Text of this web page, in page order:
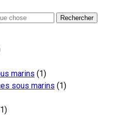
marins (1)
sous marins (1)